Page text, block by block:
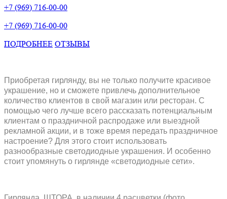
+7 (969) 716-00-00
+7 (969) 716-00-00
ПОДРОБНЕЕ ОТЗЫВЫ
Приобретая гирлянду, вы не только получите красивое
украшение, но и сможете привлечь дополнительное
количество клиентов в свой магазин или ресторан. С
помощью чего лучше всего рассказать потенциальным
клиентам о праздничной распродаже или выездной
рекламной акции, и в тоже время передать праздничное
настроение? Для этого стоит использовать
разнообразные светодиодные украшения. И особенно
стоит упомянуть о гирлянде «светодиодные сети».